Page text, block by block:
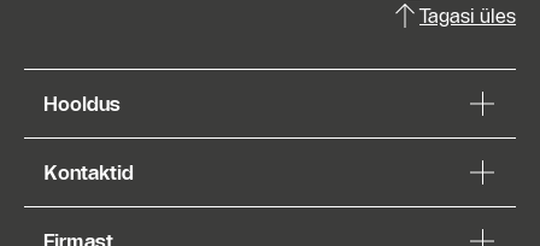
Tagasi üles
Hooldus
Kontaktid
Firmast